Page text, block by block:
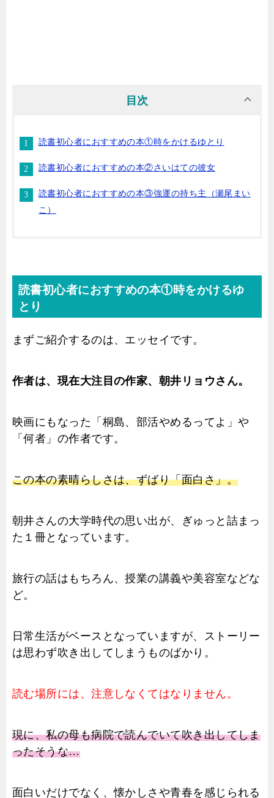
目次
読書初心者におすすめの本①時をかけるゆとり
読書初心者におすすめの本②さいはての彼女
読書初心者におすすめの本③強運の持ち主（瀬尾まい
こ）
読書初心者におすすめの本①時をかけるゆ
とり
まずご紹介するのは、エッセイです。
作者は、現在大注目の作家、朝井リョウさん。
映画にもなった「桐島、部活やめるってよ」や
「何者」の作者です。
この本の素晴らしさは、ずばり「面白さ」。
朝井さんの大学時代の思い出が、ぎゅっと詰まっ
た１冊となっています。
旅行の話はもちろん、授業の講義や美容室などな
ど。
日常生活がベースとなっていますが、ストーリー
は思わず吹き出してしまうものばかり。
読む場所には、注意しなくてはなりません。
現に、私の母も病院で読んでいて吹き出してしま
ったそうな…
面白いだけでなく、懐かしさや青春を感じられる